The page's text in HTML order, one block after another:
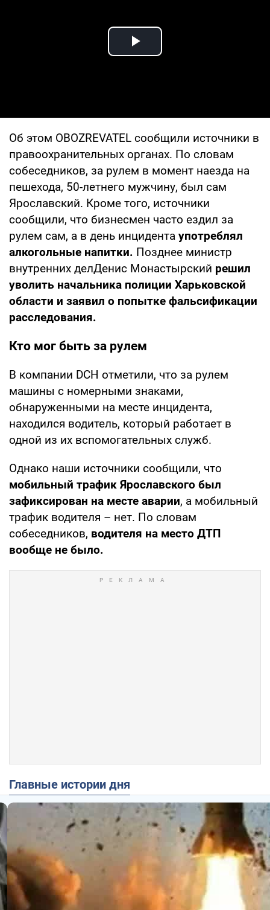
Play Video
Об этом OBOZREVATEL сообщили источники в
правоохранительных органах. По словам
собеседников, за рулем в момент наезда на
пешехода, 50-летнего мужчину, был сам
Ярославский. Кроме того, источники
сообщили, что бизнесмен часто ездил за
рулем сам, а в день инцидента употреблял
алкогольные напитки. Позднее министр
внутренних делДенис Монастырский решил
уволить начальника полиции Харьковской
области и заявил о попытке фальсификации
расследования.
Кто мог быть за рулем
В компании DCH отметили, что за рулем
машины с номерными знаками,
обнаруженными на месте инцидента,
находился водитель, который работает в
одной из их вспомогательных служб.
Однако наши источники сообщили, что
мобильный трафик Ярославского был
зафиксирован на месте аварии, а мобильный
трафик водителя – нет. По словам
собеседников, водителя на место ДТП
вообще не было.
Главные истории дня